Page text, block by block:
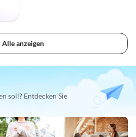
Alle anzeigen
soll? Entdecken Sie